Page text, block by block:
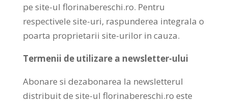
pe site-ul florinabereschi.ro. Pentru
respectivele site-uri, raspunderea integrala o
poarta proprietarii site-urilor in cauza.
Termenii de utilizare a newsletter-ului
Abonare si dezabonarea la newsletterul
distribuit de site-ul florinabereschi.ro este